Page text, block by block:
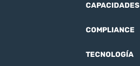
CAPACIDADES
COMPLIANCE
TECNOLOGÍA